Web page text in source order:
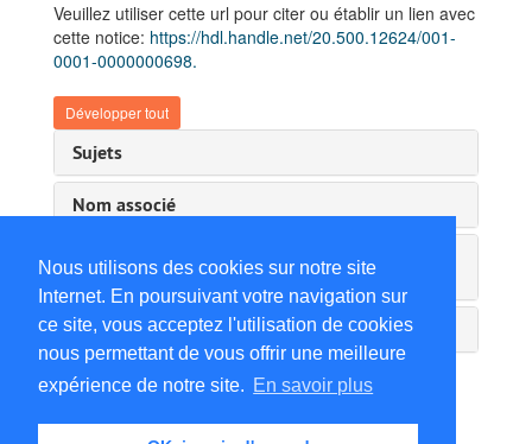
Nous utilisons des cookies sur notre site
Internet. En poursuivant votre navigation sur
ce site, vous acceptez l'utilisation de cookies
nous permettant de vous offrir une meilleure
expérience de notre site. En savoir plus
Veuillez utiliser cette url pour citer ou établir un lien avec
cette notice: https://hdl.handle.net/20.500.12624/001-
0001-0000000698.
Développer tout
Sujets
Nom associé
Instrument de recherche & information
administrative
Détails du service d'archives